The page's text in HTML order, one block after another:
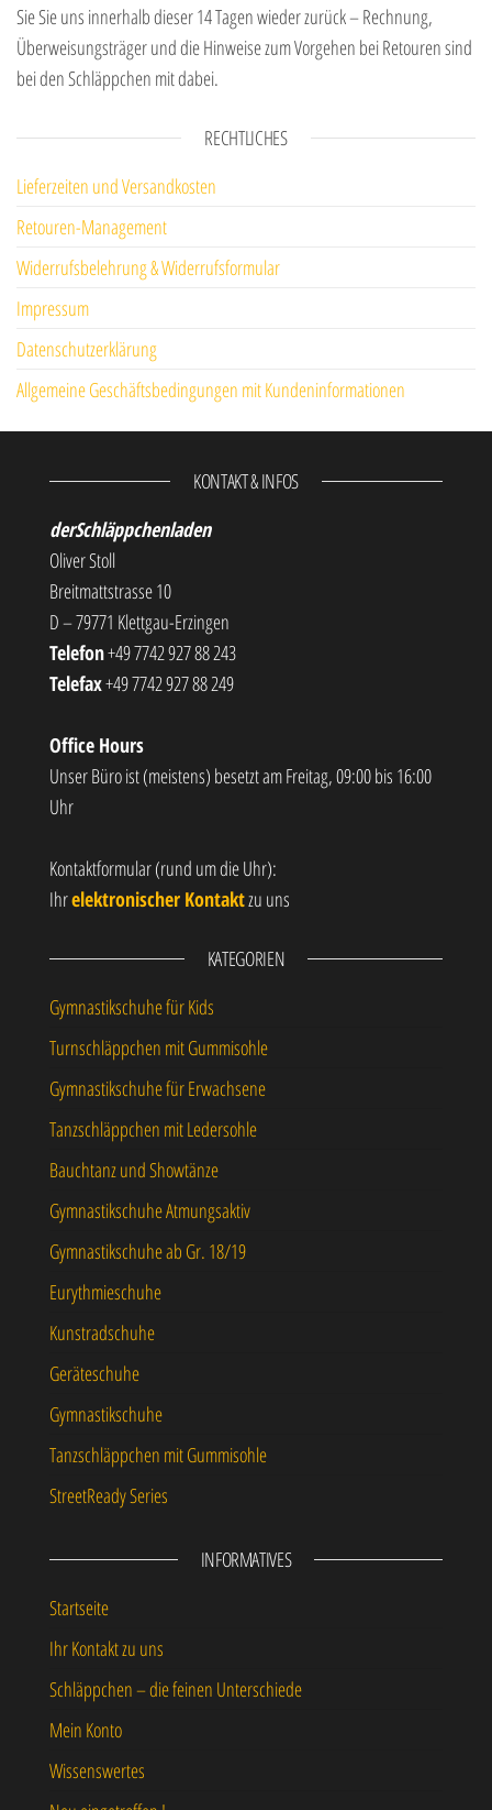
Sie Sie uns innerhalb dieser 14 Tagen wieder zurück – Rechnung,
Überweisungsträger und die Hinweise zum Vorgehen bei Retouren sind
bei den Schläppchen mit dabei.
RECHTLICHES
Lieferzeiten und Versandkosten
Retouren-Management
Widerrufsbelehrung & Widerrufsformular
Impressum
Datenschutzerklärung
Allgemeine Geschäftsbedingungen mit Kundeninformationen
KONTAKT & INFOS
derSchläppchenladen
Oliver Stoll
Breitmattstrasse 10
D – 79771 Klettgau-Erzingen
Telefon+49 7742 927 88 243
Telefax+49 7742 927 88 249
Office Hours
Unser Büro ist (meistens) besetzt am Freitag, 09:00 bis 16:00
Uhr
Kontaktformular (rund um die Uhr):
Ihrelektronischer Kontaktzu uns
KATEGORIEN
Gymnastikschuhe für Kids
Turnschläppchen mit Gummisohle
Gymnastikschuhe für Erwachsene
Tanzschläppchen mit Ledersohle
Bauchtanz und Showtänze
Gymnastikschuhe Atmungsaktiv
Gymnastikschuhe ab Gr. 18/19
Eurythmieschuhe
Kunstradschuhe
Geräteschuhe
Gymnastikschuhe
Tanzschläppchen mit Gummisohle
StreetReady Series
INFORMATIVES
Startseite
Ihr Kontakt zu uns
Schläppchen – die feinen Unterschiede
Mein Konto
Wissenswertes